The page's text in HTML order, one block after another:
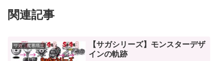
関連記事
サガ 魔界塔士
【サガシリーズ】モンスターデザ
インの軌跡